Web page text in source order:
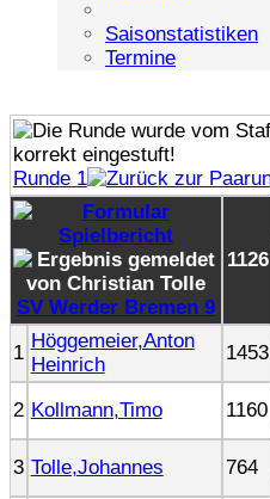
Saisonstatistiken
Termine
Runde 1
SV Werder Bremen 9
1126
1
Höggemeier,Anton
Heinrich
1453
2 Kollmann,Timo 1160
3 Tolle,Johannes 764